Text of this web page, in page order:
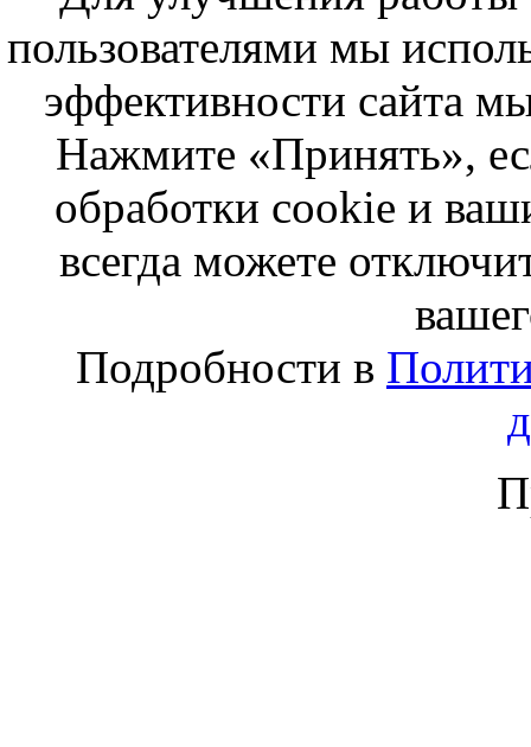
пользователями мы
эффективности сайта
Нажмите «Принять»,
обработки cookie и
всегда можете
Подробности в